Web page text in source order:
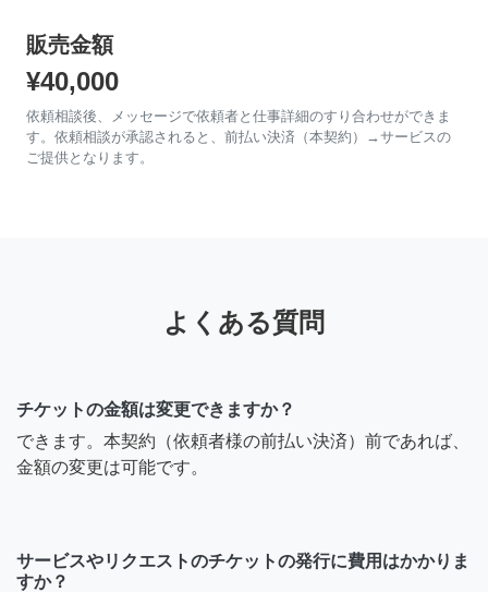
販売金額
¥40,000
依頼相談後、メッセージで依頼者と仕事詳細のすり合わせができま
す。依頼相談が承認されると、前払い決済（本契約）→サービスの
ご提供となります。
よくある質問
チケットの金額は変更できますか？
できます。本契約（依頼者様の前払い決済）前であれば、
金額の変更は可能です。
サービスやリクエストのチケットの発行に費用はかかりま
すか？